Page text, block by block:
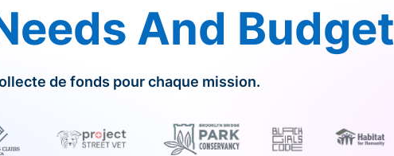
And Budget
de fonds pour chaque mission.